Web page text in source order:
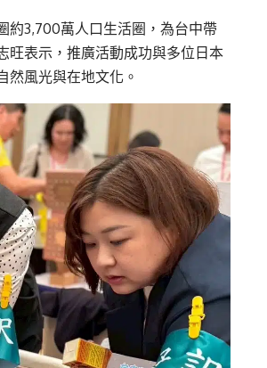
約3,700萬人口生活圈，為台中帶
旺表示，推廣活動成功與多位日本
然風光與在地文化。